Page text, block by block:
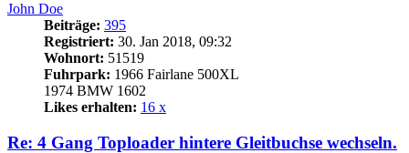
John Doe
Beiträge: 395
Registriert: 30. Jan 2018, 09:32
Wohnort: 51519
Fuhrpark: 1966 Fairlane 500XL
1974 BMW 1602
Likes erhalten: 16 x
Re: 4 Gang Toploader hintere Gleitbuchse wechseln.